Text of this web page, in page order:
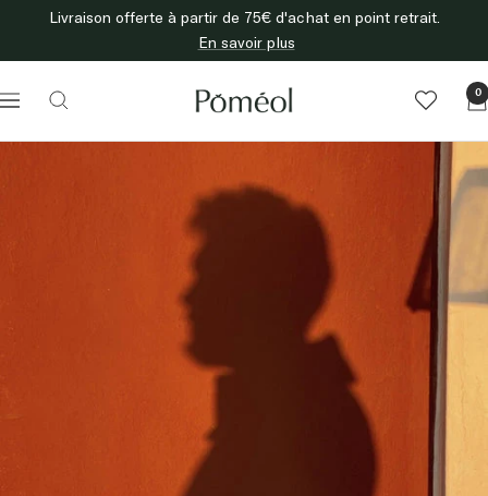
contenu
Livraison offerte à partir de 75€ d'achat en point retrait.
En savoir plus
Navigation
Poméol 0